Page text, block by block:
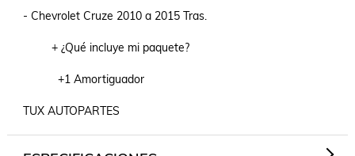
- Chevrolet Cruze 2010 a 2015 Tras.
         + ¿Qué incluye mi paquete?
           +1 Amortiguador
TUX AUTOPARTES